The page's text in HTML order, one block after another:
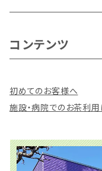
抹茶入玄米茶
コンテンツ
初めてのお客様へ
施設・病院でのお茶利用